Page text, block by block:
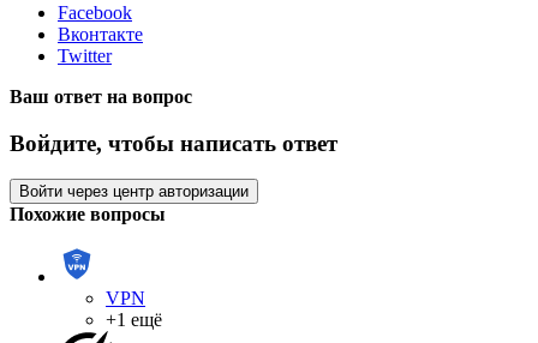
Facebook
Вконтакте
Twitter
Ваш ответ на вопрос
Войдите, чтобы написать ответ
Войти через центр авторизации
Похожие вопросы
VPN
+1 ещё